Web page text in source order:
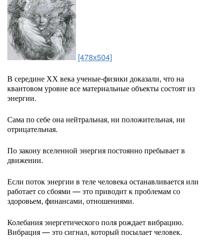
[478x504]
В середине ХХ века ученые-физики доказали, что на
квантовом уровне все материальные объекты состоят из
энергии.
Сама по себе она нейтральная, ни положительная, ни
отрицательная.
По закону вселенной энергия постоянно пребывает в
движении.
Если поток энергии в теле человека останавливается или
работает со сбоями — это приводит к проблемам со
здоровьем, финансами, отношениями.
Колебания энергетического поля рождает вибрацию.
Вибрация — это сигнал, который посылает человек.